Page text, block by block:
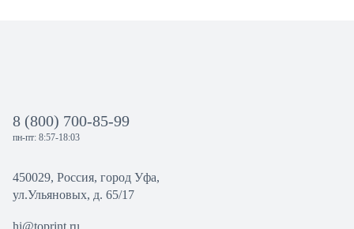
8 (800) 700-85-99
пн-пт: 8:57-18:03
450029, Россия, город Уфа,
ул.Ульяновых, д. 65/17
hi@toprint.ru